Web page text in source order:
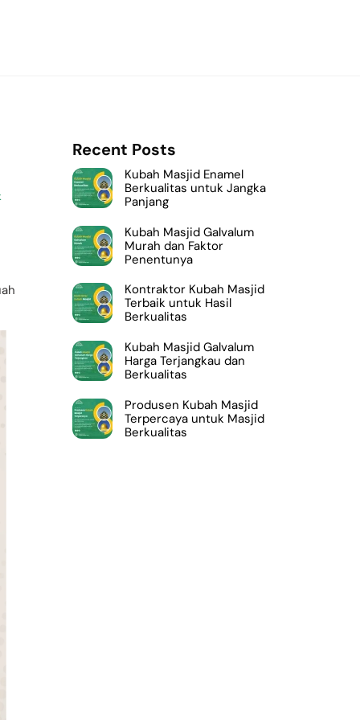
Recent Posts
Kubah Masjid Enamel
Berkualitas untuk Jangka
Panjang
Kubah Masjid Galvalum
Murah dan Faktor
Penentunya
Kontraktor Kubah Masjid
Terbaik untuk Hasil
Berkualitas
Kubah Masjid Galvalum
Harga Terjangkau dan
Berkualitas
Produsen Kubah Masjid
Terpercaya untuk Masjid
Berkualitas